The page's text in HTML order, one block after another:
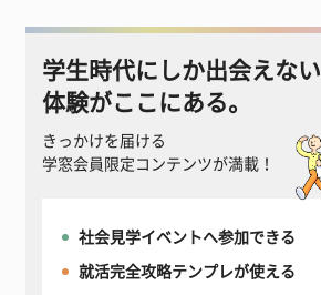
学生時代にしか出会えない
体験がここにある。
きっかけを届ける
学窓会員限定コンテンツが満載！
社会見学イベントへ参加できる
就活完全攻略テンプレが使える